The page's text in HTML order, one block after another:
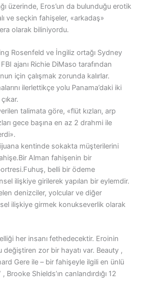
üzerinde, Eros’un da bulunduğu erotik
ve seçkin fahişeler, «arkadaş»
olarak biliniyordu.
Rosenfeld ve İngiliz ortağı Sydney
FBI ajanı Richie DiMaso tarafından
için çalışmak zorunda kalırlar.
ilerlettikçe yolu Panama’daki iki
talimata göre, «flüt kızları, arp
gece başına en az 2 drahmi ile
kentinde sokakta müşterilerini
Alman fahişenin bir
belli bir ödeme
ilişkiye girilerek yapılan bir eylemdir.
denizciler, yolcular ve diğer
ilişkiye girmek konukseverlik olarak
her insanı fethedecektir. Eroinin
değiştiren zor bir hayatı var. Beauty ,
Gere ile – bir fahişeyle ilgili en ünlü
Brooke Shields’ın canlandırdığı 12